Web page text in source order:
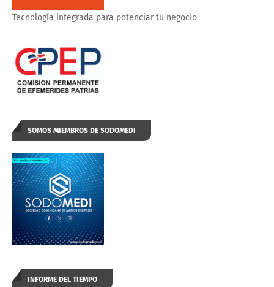
Tecnología integrada para potenciar tu negocio
SOMOS MIEMBROS DE SODOMEDI
INFORME DEL TIEMPO